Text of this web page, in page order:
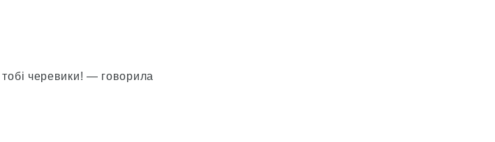
черевики! — говорила